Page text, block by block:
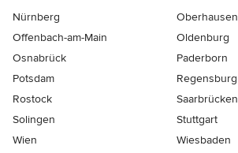
Nürnberg
Oberhausen
Offenbach-am-Main
Oldenburg
Osnabrück
Paderborn
Potsdam
Regensburg
Rostock
Saarbrücken
Solingen
Stuttgart
Wien
Wiesbaden